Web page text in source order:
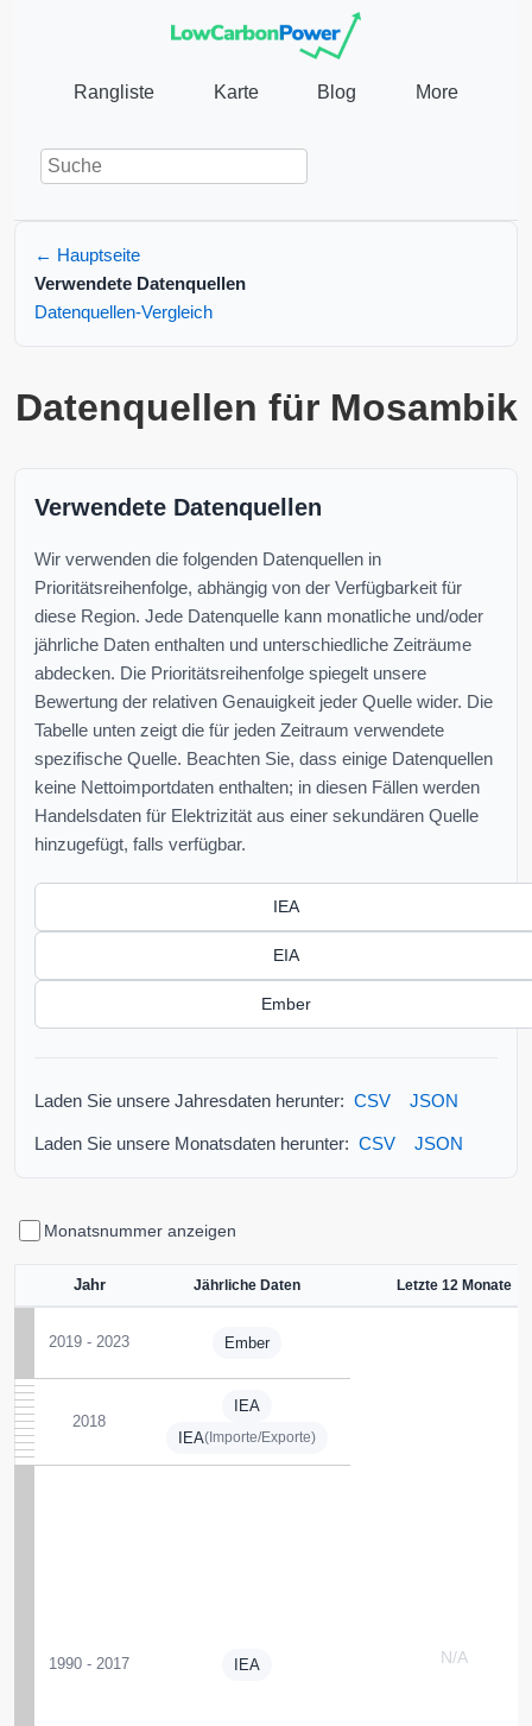
Rangliste Karte Blog More
← Hauptseite
Verwendete Datenquellen
Datenquellen-Vergleich
Datenquellen für Mosambik
Verwendete Datenquellen
Wir verwenden die folgenden Datenquellen in
Prioritätsreihenfolge, abhängig von der Verfügbarkeit für
diese Region. Jede Datenquelle kann monatliche und/oder
jährliche Daten enthalten und unterschiedliche Zeiträume
abdecken. Die Prioritätsreihenfolge spiegelt unsere
Bewertung der relativen Genauigkeit jeder Quelle wider. Die
Tabelle unten zeigt die für jeden Zeitraum verwendete
spezifische Quelle. Beachten Sie, dass einige Datenquellen
keine Nettoimportdaten enthalten; in diesen Fällen werden
Handelsdaten für Elektrizität aus einer sekundären Quelle
hinzugefügt, falls verfügbar.
IEA
EIA
Ember
Laden Sie unsere Jahresdaten herunter: CSV JSON
Laden Sie unsere Monatsdaten herunter: CSV JSON
Monatsnummer anzeigen
Jahr Jährliche Daten Letzte 12 Monate
2019 - 2023 Ember
N/A
2018
IEA
IEA(Importe/Exporte)
1990 - 2017 IEA